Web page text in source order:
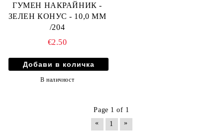
ГУМЕН НАКРАЙНИК -
ЗЕЛЕН КОНУС - 10,0 ММ
/204
€2.50
В наличност
Page 1 of 1
«
1 »